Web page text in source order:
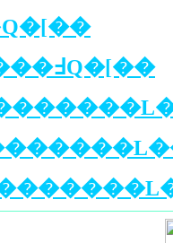
�������߃Q�[��